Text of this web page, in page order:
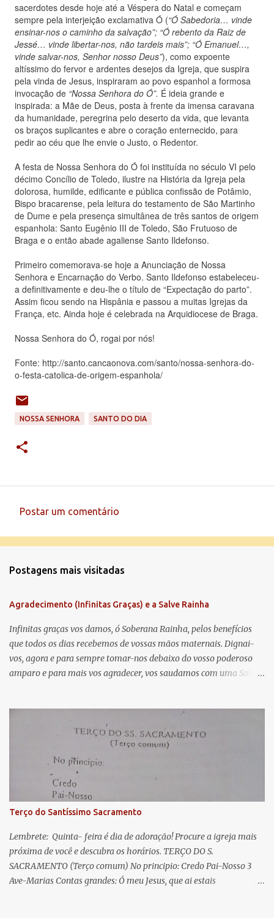
sacerdotes desde hoje até a Véspera do Natal e começam
sempre pela interjeição exclamativa Ó (“Ó Sabedoria… vinde
ensinar-nos o caminho da salvação”; “Ó rebento da Raiz de
Jessé… vinde libertar-nos, não tardeis mais”; “Ó Emanuel…,
vinde salvar-nos, Senhor nosso Deus”), como expoente
altíssimo do fervor e ardentes desejos da Igreja, que suspira
pela vinda de Jesus, inspiraram ao povo espanhol a formosa
invocação de “Nossa Senhora do Ó”. É ideia grande e
inspirada: a Mãe de Deus, posta à frente da imensa caravana
da humanidade, peregrina pelo deserto da vida, que levanta
os braços suplicantes e abre o coração enternecido, para
pedir ao céu que lhe envie o Justo, o Redentor.
A festa de Nossa Senhora do Ó foi instituída no século VI pelo
décimo Concílio de Toledo, ilustre na História da Igreja pela
dolorosa, humilde, edificante e pública confissão de Potâmio,
Bispo bracarense, pela leitura do testamento de São Martinho
de Dume e pela presença simultânea de três santos de origem
espanhola: Santo Eugênio III de Toledo, São Frutuoso de
Braga e o então abade agaliense Santo Ildefonso.
Primeiro comemorava-se hoje a Anunciação de Nossa
Senhora e Encarnação do Verbo. Santo Ildefonso estabeleceu-
a definitivamente e deu-lhe o título de “Expectação do parto”.
Assim ficou sendo na Hispânia e passou a muitas Igrejas da
França, etc. Ainda hoje é celebrada na Arquidiocese de Braga.
Nossa Senhora do Ó, rogai por nós!
Fonte: http://santo.cancaonova.com/santo/nossa-senhora-do-
o-festa-catolica-de-origem-espanhola/
NOSSA SENHORA SANTO DO DIA
e
t
á
r
i
o
Postar um comentário
Postagens mais visitadas
Agradecimento (Infinitas Graças) e a Salve Rainha
Infinitas graças vos damos, ó Soberana Rainha, pelos benefícios
que todos os dias recebemos de vossas mãos maternais. Dignai-
vos, agora e para sempre tomar-nos debaixo do vosso poderoso
amparo e para mais vos agradecer, vos saudamos com uma Salve
lágrimas. Eia, pois, Advogada nossa, estes vossos olhos
misericordiosos a nós volvei, e depois deste desterro, mostrai-nos
Jesus. Bendito é o fruto do vosso ventre, ó clemente, ó piedosa, ó
doce e sempre Virgem Maria. Rogai por nós Santa Mãe de Deus.
Para que sejamos dignos das promessas de Cristo. Amém.
Terço do Santíssimo Sacramento
Lembrete: Quinta- feira é dia de adoração! Procure a igreja mais
próxima de você e descubra os horários. TERÇO DO S.
SACRAMENTO (Terço comum) No principio: Credo Pai-Nosso 3
Ave-Marias Contas grandes: Ó meu Jesus, que ai estais